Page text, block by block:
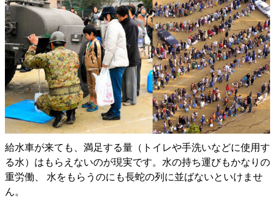
給水車が来ても、満足する量（トイレや手洗いなどに使用す
る水）はもらえないのが現実です。水の持ち運びもかなりの
重労働、 水をもらうのにも長蛇の列に並ばないといけませ
ん。